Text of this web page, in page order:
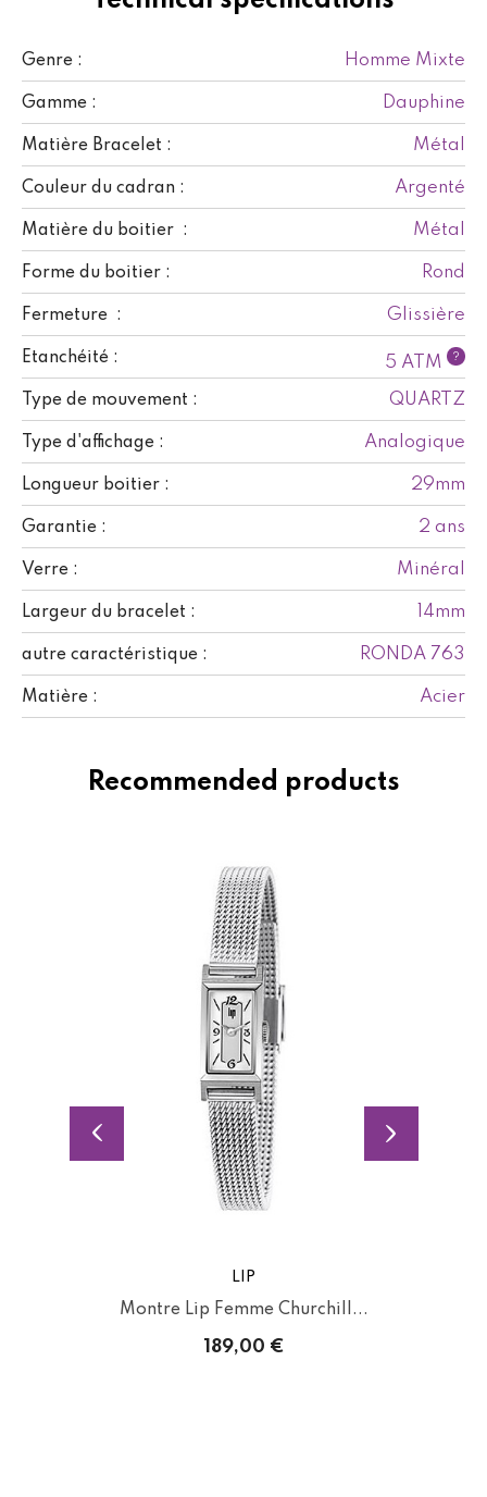
Genre : Homme Mixte
Gamme : Dauphine
Matière Bracelet : Métal
Couleur du cadran : Argenté
Matière du boitier : Métal
Forme du boitier : Rond
Fermeture : Glissière
Etanchéité : 5 ATM ?
Type de mouvement : QUARTZ
Type d'affichage : Analogique
Longueur boitier : 29mm
Garantie : 2 ans
Verre : Minéral
Largeur du bracelet : 14mm
autre caractéristique : RONDA 763
Matière : Acier
Recommended products
LIP
Montre Lip Femme Churchill...
189,00 €